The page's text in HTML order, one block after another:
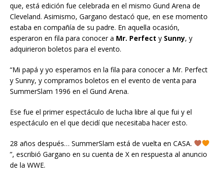
que, está edición fue celebrada en el mismo Gund Arena de
Cleveland. Asimismo, Gargano destacó que, en ese momento
estaba en compañía de su padre. En aquella ocasión,
esperaron en fila para conocer a Mr. Perfect y Sunny, y
adquirieron boletos para el evento.
“Mi papá y yo esperamos en la fila para conocer a Mr. Perfect
y Sunny, y compramos boletos en el evento de venta para
SummerSlam 1996 en el Gund Arena.
Ese fue el primer espectáculo de lucha libre al que fui y el
espectáculo en el que decidí que necesitaba hacer esto.
28 años después… SummerSlam está de vuelta en CASA.
”, escribió Gargano en su cuenta de X en respuesta al anuncio
de la WWE.